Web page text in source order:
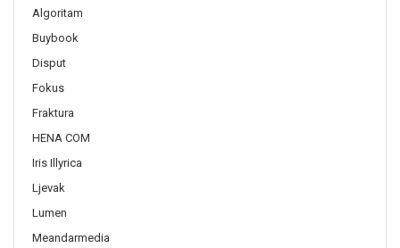
Algoritam
Buybook
Disput
Fokus
Fraktura
HENA COM
Iris Illyrica
Ljevak
Lumen
Meandarmedia